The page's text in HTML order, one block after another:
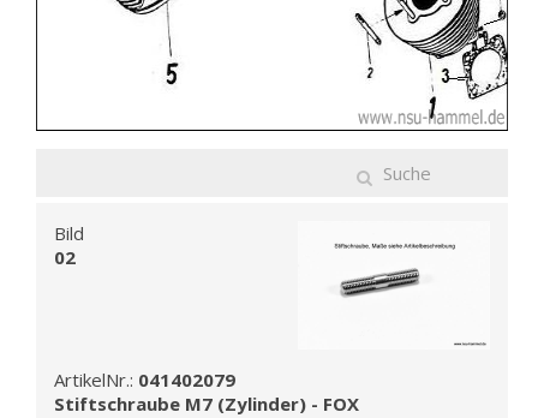
Bild
02
ArtikelNr.: 041402079
Stiftschraube M7 (Zylinder) - FOX